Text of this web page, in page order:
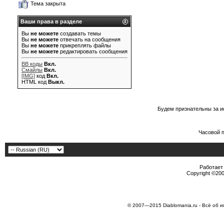
Тема закрыта
Ваши права в разделе
Вы не можете создавать темы
Вы не можете отвечать на сообщения
Вы не можете прикреплять файлы
Вы не можете редактировать сообщения
BB коды Вкл.
Смайлы Вкл.
[IMG] код Вкл.
HTML код Выкл.
Будем признательны за
Часовой
Copyright
© 2007—2015 Diablomania.ru - Всё об